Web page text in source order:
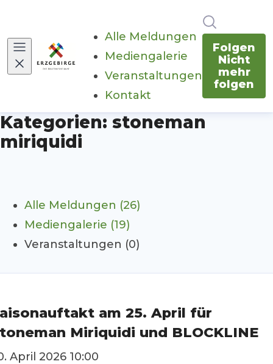
Alle Meldungen
Mediengalerie
Veranstaltungen
Kontakt
Folgen
Nicht
mehr
folgen
Kategorien: stoneman
miriquidi
Alle Meldungen (26)
Mediengalerie (19)
Veranstaltungen (0)
am 25. April für
Miriquidi und BLOCKLINE
April 2026 10:00